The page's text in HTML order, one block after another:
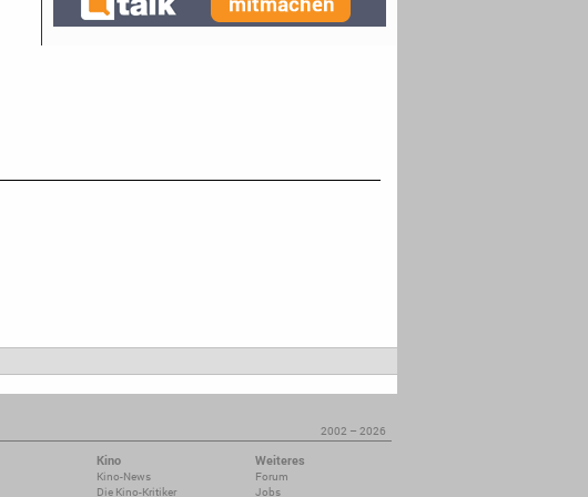
2002 – 2026
Kino
Kino-News
Die Kino-Kritiker
Weiteres
Forum
Jobs